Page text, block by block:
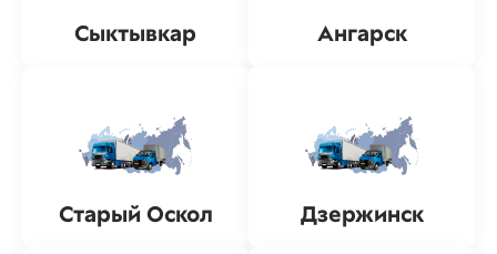
Сыктывкар Ангарск
Старый Оскол Дзержинск